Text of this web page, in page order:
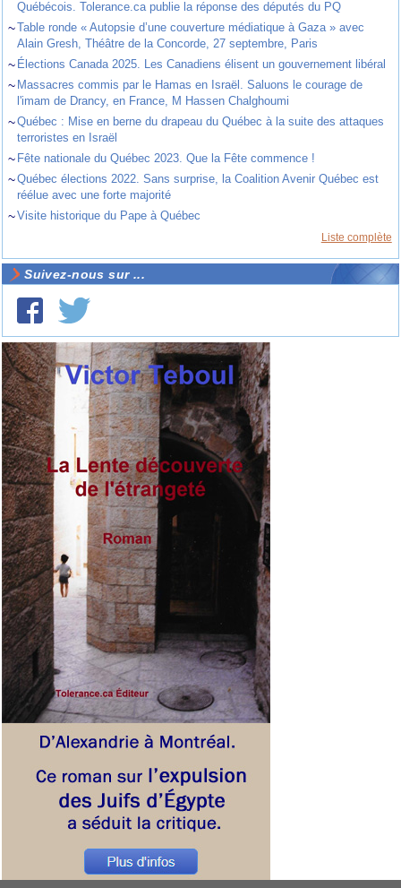
Québécois. Tolerance.ca publie la réponse des députés du PQ
~Table ronde « Autopsie d’une couverture médiatique à Gaza » avec
Alain Gresh, Théâtre de la Concorde, 27 septembre, Paris
~ Élections Canada 2025. Les Canadiens élisent un gouvernement libéral
~ Massacres commis par le Hamas en Israël. Saluons le courage de
l'imam de Drancy, en France, M Hassen Chalghoumi
~Québec : Mise en berne du drapeau du Québec à la suite des attaques
terroristes en Israël
~ Fête nationale du Québec 2023. Que la Fête commence !
~Québec élections 2022. Sans surprise, la Coalition Avenir Québec est
réélue avec une forte majorité
~Visite historique du Pape à Québec
Liste complète
Suivez-nous sur ...